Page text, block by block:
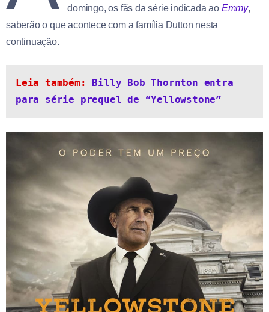
domingo, os fãs da série indicada ao Emmy,
saberão o que acontece com a família Dutton nesta
continuação.
Leia também:
Billy Bob Thornton entra
para série prequel de “Yellowstone”